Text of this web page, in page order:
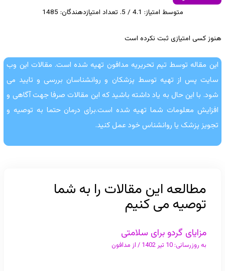
متوسط امتیاز: 4.1 / 5. تعداد امتیازدهندگان: 1485
هنوز کسی امتیازی ثبت نکرده است
این مقاله توسط تیم تحریریه مدافون تهیه شده است. مقالات این وب
سایت پس از تهیه توسط پزشکان و روانشناسان بررسی و تایید می
شود. با این حال به یاد داشته باشید که این مقالات صرفا جهت آگاهی و
افزایش معلومات شما تهیه شده است.برای درمان حتما به توصیه و
تجویز پزشک یا روانشناس خود عمل کنید.
مطالعه این مقالات را به شما
توصیه می کنیم
مزایای گردو برای سلامتی
به روزرسانی: 10 تیر 1402 / از مدافون